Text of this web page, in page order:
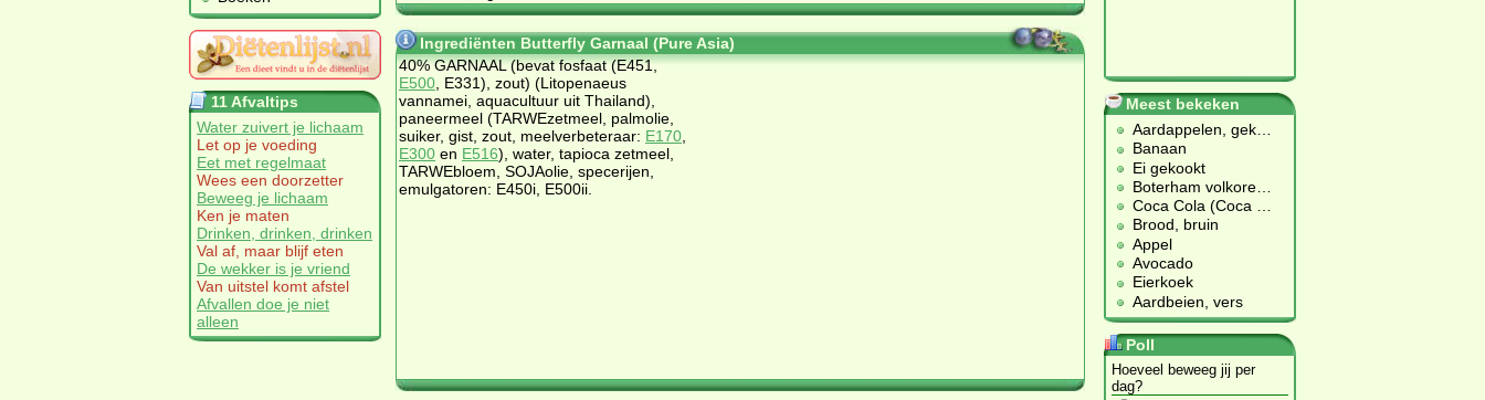
11 Afvaltips
Water zuivert je lichaam
Let op je voeding
Eet met regelmaat
Wees een doorzetter
Beweeg je lichaam
Ken je maten
Drinken, drinken, drinken
Val af, maar blijf eten
De wekker is je vriend
Van uitstel komt afstel
Afvallen doe je niet
alleen
Ingrediënten Butterfly Garnaal (Pure Asia)
40% GARNAAL (bevat fosfaat (E451,
E500 , E331), zout) (Litopenaeus
vannamei, aquacultuur uit Thailand),
paneermeel (TARWEzetmeel, palmolie,
suiker, gist, zout, meelverbeteraar: E170
E300 en E516), water, tapioca zetmeel,
TARWEbloem, SOJAolie, specerijen,
emulgatoren: E450i, E500ii.
Meest bekeken
Aardappelen, gek
Banaan
Ei gekookt
Boterham volkore
Coca Cola (Coca
Brood, bruin
Appel
Avocado
Eierkoek
Aardbeien, vers
Poll
Hoeveel beweeg jij per
dag?